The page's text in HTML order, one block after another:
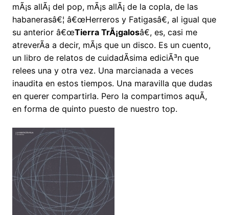
mÃ¡s allÃ¡ del pop, mÃ¡s allÃ¡ de la copla, de las
habanerasâ€¦ â€œHerreros y Fatigasâ€, al igual que
su anterior â€œTierra TrÃ¡galosâ€, es, casi me
atreverÃ­a a decir, mÃ¡s que un disco. Es un cuento,
un libro de relatos de cuidadÃ­sima ediciÃ³n que
relees una y otra vez. Una marcianada a veces
inaudita en estos tiempos. Una maravilla que dudas
en querer compartirla. Pero la compartimos aquÃ­,
en forma de quinto puesto de nuestro top.